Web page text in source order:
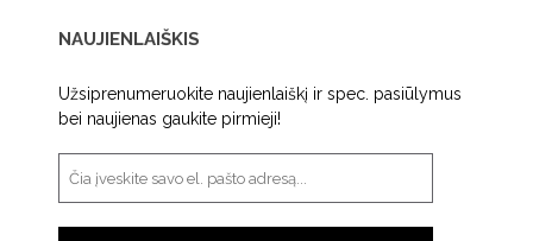
NAUJIENLAIŠKIS
Užsiprenumeruokite naujienlaiškį ir spec. pasiūlymus
bei naujienas gaukite pirmieji!